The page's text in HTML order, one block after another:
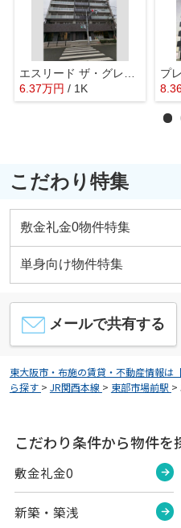
6.37万円 / 1K
こだわり特集
敷金礼金0物件特集
単身向け物件特集
メールで共有する
東大阪市・布施の賃貸・不動産情報は
ら探す > JR関西本線 > 東部市場前駅 >
こだわり条件から物件を
敷金礼金0
新築・築浅